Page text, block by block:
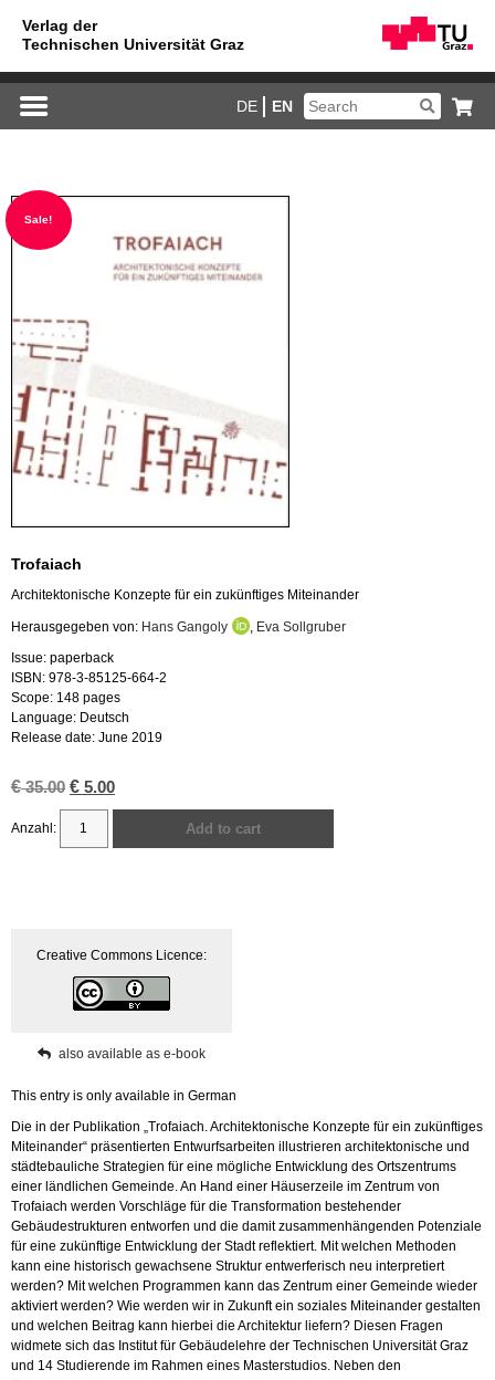
DE EN
Sale!
Trofaiach
Architektonische Konzepte für ein zukünftiges Miteinander
Herausgegeben von: Hans Gangoly
Eva Sollgruber
Issue: paperback
ISBN: 978-3-85125-664-2
Scope: 148 pages
Language: Deutsch
Release date: June 2019
€35.00 Original
price
was:
€ 35.00.
€ 5.00Current
price
€ 5.00.
Add to cart
Creative Commons Licence:
also available as e-book
This entry is only available in German
Die in der Publikation „Trofaiach. Architektonische Konzepte für ein zukünftiges
Miteinander“ präsentierten Entwurfsarbeiten illustrieren architektonische und
städtebauliche Strategien für eine mögliche Entwicklung des Ortszentrums
einer ländlichen Gemeinde. An Hand einer Häuserzeile im Zentrum von
Trofaiach werden Vorschläge für die Transformation bestehender
Gebäudestrukturen entworfen und die damit zusammenhängenden Potenziale
für eine zukünftige Entwicklung der Stadt reflektiert. Mit welchen Methoden
kann eine historisch gewachsene Struktur entwerferisch neu interpretiert
werden? Mit welchen Programmen kann das Zentrum einer Gemeinde wieder
aktiviert werden? Wie werden wir in Zukunft ein soziales Miteinander gestalten
und welchen Beitrag kann hierbei die Architektur liefern? Diesen Fragen
widmete sich das Institut für Gebäudelehre der Technischen Universität Graz
und 14 Studierende im Rahmen eines Masterstudios. Neben den